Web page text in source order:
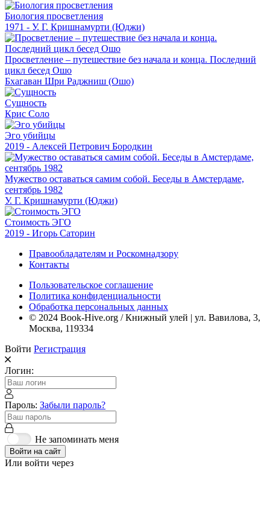
Биология просветления
1971 - У. Г. Кришнамурти (Юджи)
Просветление – путешествие без начала и конца. Последний
цикл бесед Ошо
Бхагаван Шри Раджниш (Ошо)
Сущность
Крис Соло
Эго убийцы
2019 - Алексей Петрович Бородкин
Мужество оставаться самим собой. Беседы в Амстердаме,
сентябрь 1982
У. Г. Кришнамурти (Юджи)
Стоимость ЭГО
2019 - Игорь Саторин
Правообладателям и Роскомнадзору
Контакты
Пользовательское соглашение
Политика конфиденциальности
Обработка персональных данных
© 2024 Book-Hive.org / Книжный улей | ул. Вавилова, 3,
Москва, 119334
Войти Регистрация
Логин:
Пароль: Забыли пароль?
Не запоминать меня
Войти на сайт
Или войти через